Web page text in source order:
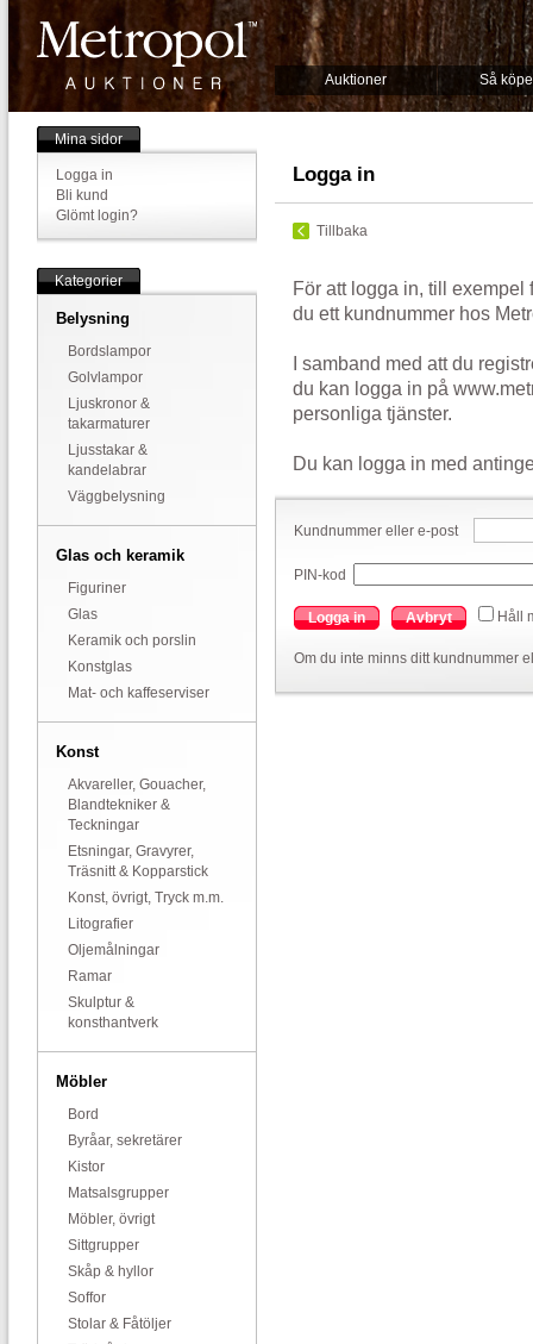
Auktioner Så
Mina sidor
Logga in
Bli kund
Glömt login?
Kategorier
Belysning
Bordslampor
Golvlampor
Ljuskronor &
takarmaturer
Ljusstakar &
kandelabrar
Väggbelysning
Glas och keramik
Figuriner
Glas
Keramik och porslin
Konstglas
Mat- och kaffeserviser
Konst
Akvareller, Gouacher,
Blandtekniker &
Teckningar
Etsningar, Gravyrer,
Träsnitt & Kopparstick
Konst, övrigt, Tryck m.m.
Litografier
Oljemålningar
Ramar
Skulptur &
konsthantverk
Möbler
Bord
Byråar, sekretärer
Kistor
Matsalsgrupper
Möbler, övrigt
Sittgrupper
Skåp & hyllor
Soffor
Stolar & Fåtöljer
Logga in
Tillbaka
För att logga in, till exempel
du ett kundnummer hos
I samband med att du
du kan logga in på
personliga tjänster.
Du kan logga in med
Kundnummer eller e-post
PIN-kod
Logga in Avbryt Håll
Om du inte minns ditt kundnummer